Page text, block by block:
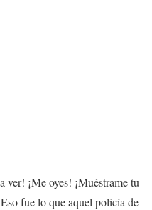
ver! ¡Me oyes! ¡Muéstrame tu
fue lo que aquel policía de